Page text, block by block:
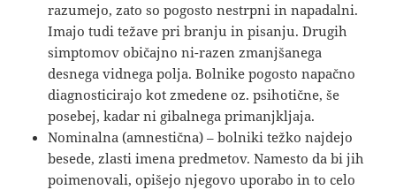
razumejo, zato so pogosto nestrpni in napadalni.
Imajo tudi težave pri branju in pisanju. Drugih
simptomov običajno ni-razen zmanjšanega
desnega vidnega polja. Bolnike pogosto napačno
diagnosticirajo kot zmedene oz. psihotične, še
posebej, kadar ni gibalnega primanjkljaja.
Nominalna (amnestična) – bolniki težko najdejo
besede, zlasti imena predmetov. Namesto da bi jih
poimenovali, opišejo njegovo uporabo in to celo